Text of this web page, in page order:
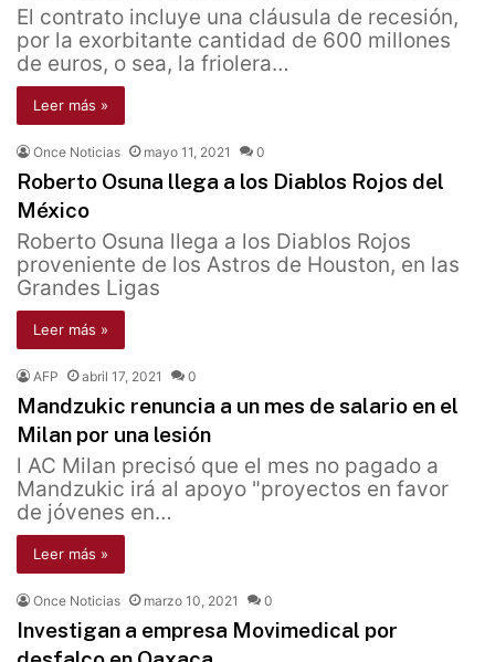
El contrato incluye una cláusula de recesión,
por la exorbitante cantidad de 600 millones
de euros, o sea, la friolera…
Leer más »
Once Noticias mayo 11, 2021 0
Roberto Osuna llega a los Diablos Rojos del
México
Roberto Osuna llega a los Diablos Rojos
proveniente de los Astros de Houston, en las
Grandes Ligas
Leer más »
AFP abril 17, 2021 0
Mandzukic renuncia a un mes de salario en el
Milan por una lesión
l AC Milan precisó que el mes no pagado a
Mandzukic irá al apoyo "proyectos en favor
de jóvenes en…
Leer más »
Once Noticias marzo 10, 2021 0
Investigan a empresa Movimedical por